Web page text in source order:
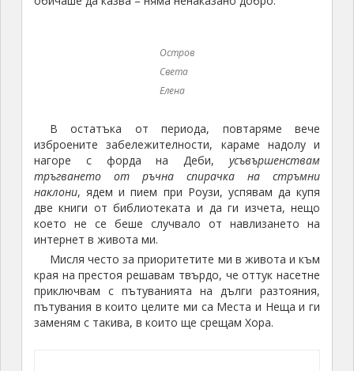
Остров
Света
Елена
В остатъка от периода, повтаряме вече
изброените забележителности, караме надолу и
нагоре с форда на Деби,усъвършенствам
тръгването от ръчна спирачка на стръмни
наклони, ядем и пием при Роузи, успявам да купя
две книги от библиотеката и да ги изчета, нещо
което не се беше случвало от навлизането на
интернет в живота ми.
Мисля често за приоритетите ми в живота и към
края на престоя решавам твърдо, че оттук насетне
приключвам с пътуванията на дълги разтояния,
пътувания в които целите ми са Места и Неща и ги
заменям с такива, в които ще срещам Хора.